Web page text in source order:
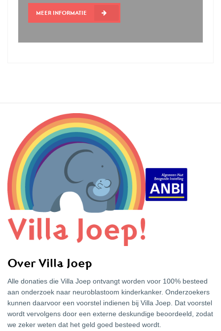
MEER INFORMATIE
Over Villa Joep
Alle donaties die Villa Joep ontvangt worden voor 100% besteed
aan onderzoek naar neuroblastoom kinderkanker. Onderzoekers
kunnen daarvoor een voorstel indienen bij Villa Joep. Dat voorstel
wordt vervolgens door een externe deskundige beoordeeld, zodat
we zeker weten dat het geld goed besteed wordt.